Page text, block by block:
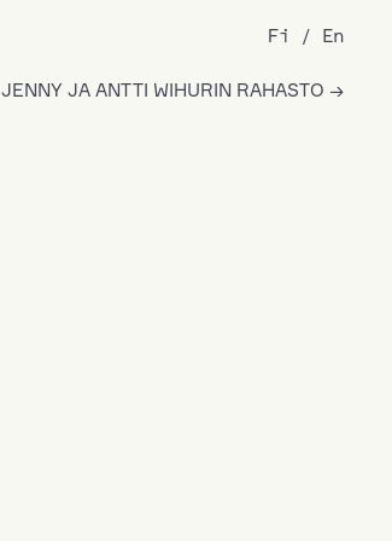
JENNY JA ANTTI WIHURIN RAHASTO
Fi En